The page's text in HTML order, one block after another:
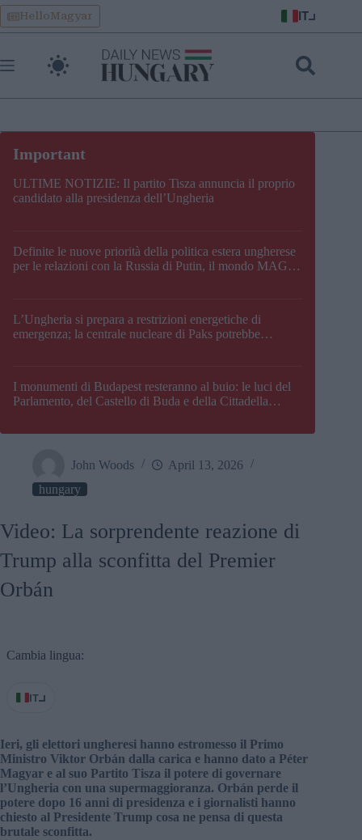
Skip
to
content
HelloMagyar IT
ULTIME NOTIZIE: Il partito Tisza annuncia il proprio
candidato alla presidenza dell’Ungheria
Definite le nuove priorità della politica estera ungherese
per le relazioni con la Russia di Putin, il mondo MAGA,
L’Ungheria si prepara a restrizioni energetiche di
emergenza; la centrale nucleare di Paks potrebbe
I monumenti di Budapest resteranno al buio: le luci del
Parlamento, del Castello di Buda e della Cittadella
John Woods
April 13, 2026
hungary
Video: La sorprendente reazione di
Trump alla sconfitta del Premier
Orbán
Cambia lingua:
IT
Ieri, gli elettori ungheresi hanno estromesso il Primo
Ministro Viktor Orbán dalla carica e hanno dato a Péter
Magyar e al suo Partito Tisza il potere di governare
l’Ungheria con una supermaggioranza. Orbán perde il
potere dopo 16 anni di presidenza e i giornalisti hanno
chiesto al Presidente Trump cosa ne pensa di questa
brutale sconfitta.